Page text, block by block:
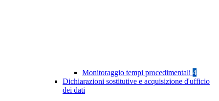
Monitoraggio tempi procedimentali 4
Dichiarazioni sostitutive e acquisizione d'ufficio
dei dati